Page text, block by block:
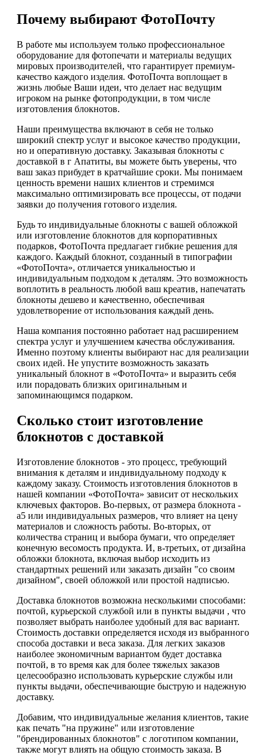
Почему выбирают ФотоПочту
В работе мы используем только профессиональное
оборудование для фотопечати и материалы ведущих
мировых производителей, что гарантирует премиум-
качество каждого изделия. ФотоПочта воплощает в
жизнь любые Ваши идеи, что делает нас ведущим
игроком на рынке фотопродукции, в том числе
изготовления блокнотов.
Наши преимущества включают в себя не только
широкий спектр услуг и высокое качество продукции,
но и оперативную доставку. Заказывая блокноты с
доставкой в г Апатиты, вы можете быть уверены, что
ваш заказ прибудет в кратчайшие сроки. Мы понимаем
ценность времени наших клиентов и стремимся
максимально оптимизировать все процессы, от подачи
заявки до получения готового изделия.
Будь то индивидуальные блокноты с вашей обложкой
или изготовление блокнотов для корпоративных
подарков, ФотоПочта предлагает гибкие решения для
каждого. Каждый блокнот, созданный в типографии
«ФотоПочта», отличается уникальностью и
индивидуальным подходом к деталям. Это возможность
воплотить в реальность любой ваш креатив, напечатать
блокноты дешево и качественно, обеспечивая
удовлетворение от использования каждый день.
Наша компания постоянно работает над расширением
спектра услуг и улучшением качества обслуживания.
Именно поэтому клиенты выбирают нас для реализации
своих идей. Не упустите возможность заказать
уникальный блокнот в «ФотоПочта» и выразить себя
или порадовать близких оригинальным и
запоминающимся подарком.
Сколько стоит изготовление
блокнотов с доставкой
Изготовление блокнотов - это процесс, требующий
внимания к деталям и индивидуальному подходу к
каждому заказу. Стоимость изготовления блокнотов в
нашей компании «ФотоПочта» зависит от нескольких
ключевых факторов. Во-первых, от размера блокнота -
а5 или индивидуальных размеров, что влияет на цену
материалов и сложность работы. Во-вторых, от
количества страниц и выбора бумаги, что определяет
конечную весомость продукта. И, в-третьих, от дизайна
обложки блокнота, включая выбор исходить из
стандартных решений или заказать дизайн "со своим
дизайном", своей обложкой или простой надписью.
Доставка блокнотов возможна несколькими способами:
почтой, курьерской службой или в пункты выдачи , что
позволяет выбрать наиболее удобный для вас вариант.
Стоимость доставки определяется исходя из выбранного
способа доставки и веса заказа. Для легких заказов
наиболее экономичным вариантом будет доставка
почтой, в то время как для более тяжелых заказов
целесообразно использовать курьерские службы или
пункты выдачи, обеспечивающие быструю и надежную
доставку.
Добавим, что индивидуальные желания клиентов, такие
как печать "на пружине" или изготовление
"брендированных блокнотов" с логотипом компании,
также могут влиять на общую стоимость заказа. В